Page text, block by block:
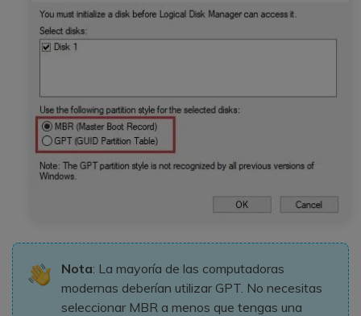
Nota: La mayoría de las computadoras
modernas deberían utilizar GPT. No necesitas
seleccionar MBR a menos que tengas una